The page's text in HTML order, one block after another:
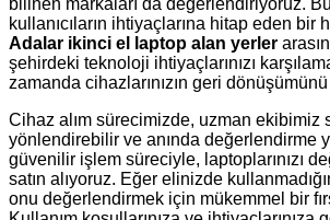
kullanıcıların ihtiyaçlarına hitap eden bir
Adalar ikinci el laptop alan yerler
şehirdeki teknoloji ihtiyaçlarınızı
zamanda cihazlarınızın geri
Cihaz alım sürecimizde, uzman ekibimiz
yönlendirebilir ve anında değerlendirme
güvenilir işlem süreciyle, laptoplarınızı
satın alıyoruz. Eğer elinizde
onu değerlendirmek için mükemmel bir